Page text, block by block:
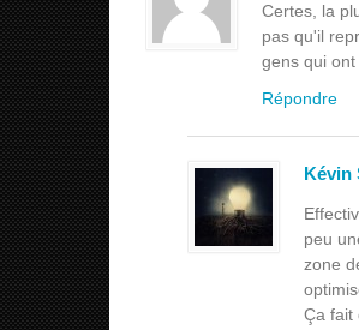
Certes, la
pas qu'il
gens qui
Répondre
Kévin
peu
zone
Ça fait